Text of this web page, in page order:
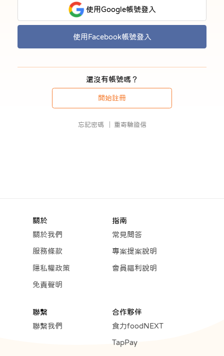
使用Google帳號登入
使用Facebook帳號登入
還沒有帳號嗎？
開始註冊
忘記密碼 重寄驗證信
關於
關於我們
服務條款
隱私權政策
免責聲明
指南
常見問答
專案提案說明
會員福利說明
聯繫
聯繫我們
合作夥伴
食力foodNEXT
TapPay